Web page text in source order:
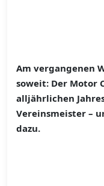
Am vergangenen
soweit: Der Motor
alljährlichen
Vereinsmeister –
dazu.